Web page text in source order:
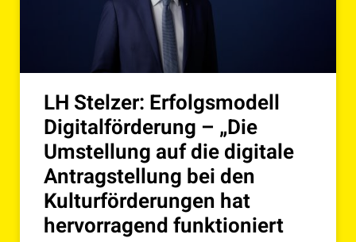
LH Stelzer: Erfolgsmodell
Digitalförderung – „Die
Umstellung auf die digitale
Antragstellung bei den
Kulturförderungen hat
hervorragend funktioniert